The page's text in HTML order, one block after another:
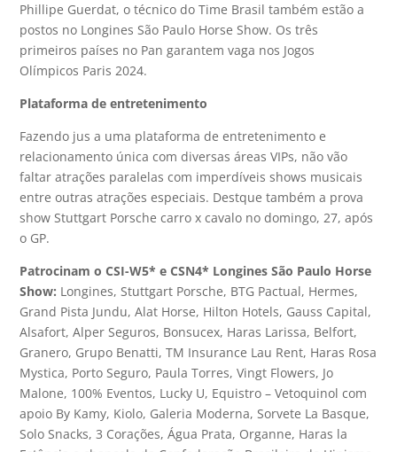
Phillipe Guerdat, o técnico do Time Brasil também estão a
postos no Longines São Paulo Horse Show. Os três
primeiros países no Pan garantem vaga nos Jogos
Olímpicos Paris 2024.
Plataforma de entretenimento
Fazendo jus a uma plataforma de entretenimento e
relacionamento única com diversas áreas VIPs, não vão
faltar atrações paralelas com imperdíveis shows musicais
entre outras atrações especiais. Destque também a prova
show Stuttgart Porsche carro x cavalo no domingo, 27, após
o GP.
Patrocinam o CSI-W5* e CSN4* Longines São Paulo Horse
Show: Longines, Stuttgart Porsche, BTG Pactual, Hermes,
Grand Pista Jundu, Alat Horse, Hilton Hotels, Gauss Capital,
Alsafort, Alper Seguros, Bonsucex, Haras Larissa, Belfort,
Granero, Grupo Benatti, TM Insurance Lau Rent, Haras Rosa
Mystica, Porto Seguro, Paula Torres, Vingt Flowers, Jo
Malone, 100% Eventos, Lucky U, Equistro – Vetoquinol com
apoio By Kamy, Kiolo, Galeria Moderna, Sorvete La Basque,
Solo Snacks, 3 Corações, Água Prata, Organne, Haras la